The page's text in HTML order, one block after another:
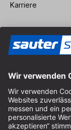
Karriere
Impressum
AGB
Datenschutz